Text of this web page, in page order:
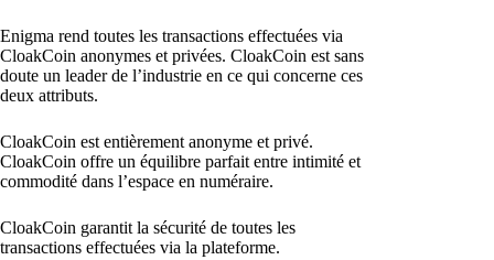
Enigma rend toutes les transactions effectuées via
CloakCoin anonymes et privées. CloakCoin est sans
doute un leader de l’industrie en ce qui concerne ces
deux attributs.
CloakCoin est entièrement anonyme et privé.
CloakCoin offre un équilibre parfait entre intimité et
commodité dans l’espace en numéraire.
CloakCoin garantit la sécurité de toutes les
transactions effectuées via la plateforme.